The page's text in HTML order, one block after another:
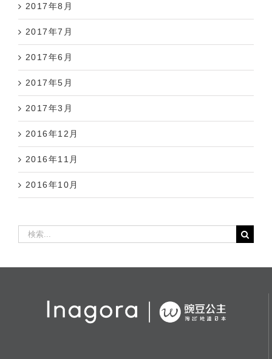
2017年8月
2017年7月
2017年6月
2017年5月
2017年3月
2016年12月
2016年11月
2016年10月
索